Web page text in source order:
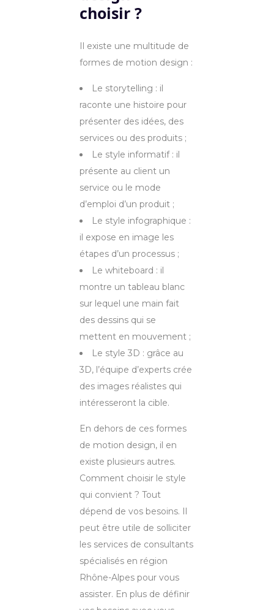
choisir ?
Il existe une multitude de
formes de motion design :
Le storytelling : il
raconte une histoire pour
présenter des idées, des
services ou des produits ;
Le style informatif : il
présente au client un
service ou le mode
d’emploi d’un produit ;
Le style infographique :
il expose en image les
étapes d’un processus ;
Le whiteboard : il
montre un tableau blanc
sur lequel une main fait
des dessins qui se
mettent en mouvement ;
Le style 3D : grâce au
3D, l’équipe d’experts crée
des images réalistes qui
intéresseront la cible.
En dehors de ces formes
de motion design, il en
existe plusieurs autres.
Comment choisir le style
qui convient ? Tout
dépend de vos besoins. Il
peut être utile de solliciter
les services de consultants
spécialisés en région
Rhône-Alpes pour vous
assister. En plus de définir